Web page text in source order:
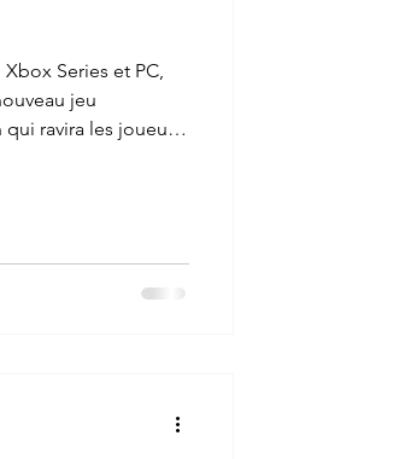
Series et PC,
jeu
ravira les joueurs